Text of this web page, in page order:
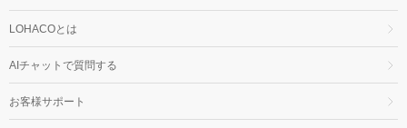
LOHACOとは
AIチャットで質問する
お客様サポート